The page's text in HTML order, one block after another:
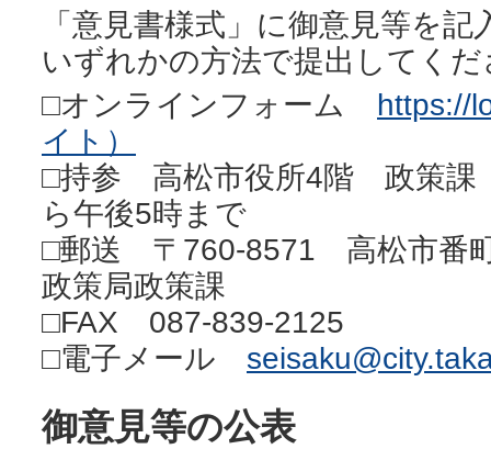
「意見書様式」に御意見等を
いずれかの方法で提出してく
□オンラインフォーム https://
イト）
□持参 高松市役所4階 政策
ら午後5時まで
□郵送 〒760-8571 高松市番
政策局政策課
□FAX 087-839-2125
□電子メール
御意見等の公表